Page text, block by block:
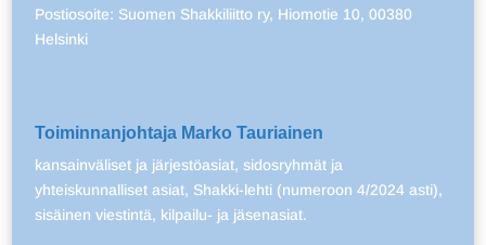
Postiosoite: Suomen Shakkiliitto ry, Hiomotie 10, 00380
Helsinki
Toiminnanjohtaja Marko Tauriainen
kansainväliset ja järjestöasiat, sidosryhmät ja
yhteiskunnalliset asiat, Shakki-lehti (numeroon 4/2024 asti),
sisäinen viestintä, kilpailu- ja jäsenasiat.